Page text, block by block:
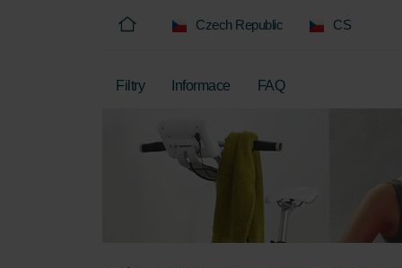
Czech Republic CS
Filtry Informace FAQ